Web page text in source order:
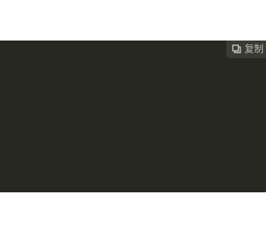
 复制
 复制
 复制
 复制
 复制
 复制
 复制
 复制
 复制